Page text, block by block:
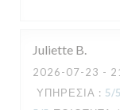
Juliette B
2026-07-23 -
ΥΠΗΡΕΣΊΑ : 5/5